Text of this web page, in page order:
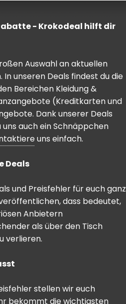
- Krokodeal hilft dir
Auswahl an aktuellen
unseren Deals findest du die
Bereichen Kleidung &
(Kreditkarten und
Dank unserer Deals
auch ein Schnäppchen
uns einfach.
Deals
und Preisfehler für euch ganz
dass bedeutet,
Anbietern
als über den Tisch
verlieren.
stellen wir euch
bekommt die wichtigsten